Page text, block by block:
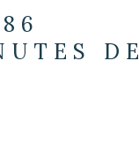
DE